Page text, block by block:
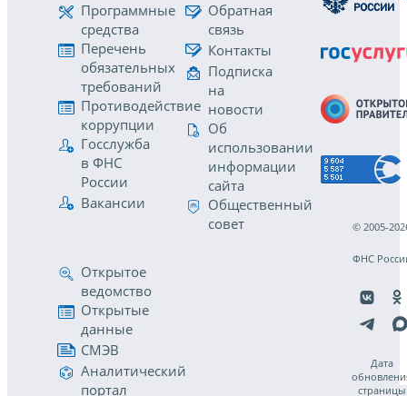
Программные
средства
Перечень
обязательных
требований
Противодействие
коррупции
Госслужба
в ФНС
России
Вакансии
Обратная
связь
Контакты
Подписка
на
новости
Об
использовании
информации
сайта
Общественный
совет
Открытое
ведомство
Открытые
данные
СМЭВ
Аналитический
портал
© 2005-
ФНС
Дата
страницы